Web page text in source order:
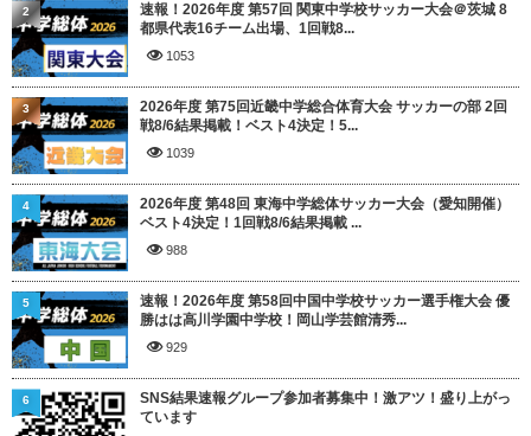
速報！2026年度 第57回 関東中学校サッカー大会＠茨城 8
都県代表16チーム出場、1回戦8...
1053
2
2026年度 第75回近畿中学総合体育大会 サッカーの部 2回
戦8/6結果掲載！ベスト4決定！5...
1039
3
2026年度 第48回 東海中学総体サッカー大会（愛知開催）
ベスト4決定！1回戦8/6結果掲載 ...
988
4
速報！2026年度 第58回中国中学校サッカー選手権大会 優
勝はは高川学園中学校！岡山学芸館清秀...
929
5
SNS結果速報グループ参加者募集中！激アツ！盛り上がっ
ています
6